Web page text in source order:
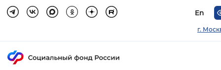
En
г.